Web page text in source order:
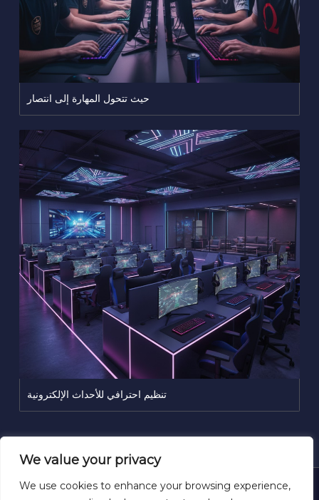
We value your privacy
We use cookies to enhance your browsing experience,
حيث تتحول المهارة إلى انتصار
تنظيم احترافي للأحداث الإلكترونية
Copyright © 2026 GameMod | Powered by